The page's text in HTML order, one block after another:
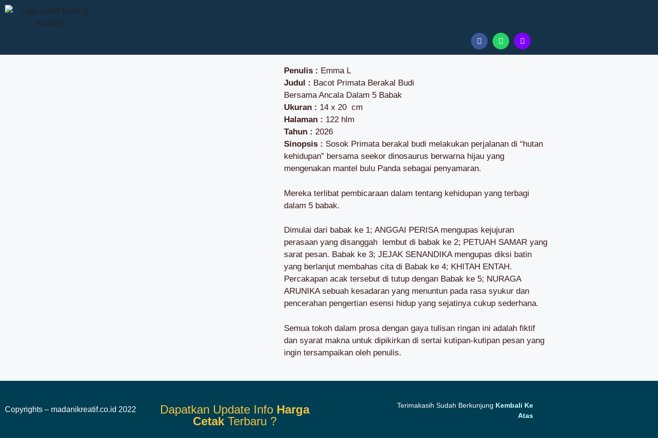
Penulis : Emma L
Judul : Bacot Primata Berakal Budi
Bersama Ancala Dalam 5 Babak
Ukuran : 14 x 20 cm
Halaman : 122 hlm
Tahun : 2026
Sinopsis : Sosok Primata berakal budi melakukan perjalanan di “hutan
kehidupan” bersama seekor dinosaurus berwarna hijau yang
mengenakan mantel bulu Panda sebagai penyamaran.
Mereka terlibat pembicaraan dalam tentang kehidupan yang terbagi
dalam 5 babak.
Dimulai dari babak ke 1; ANGGAI PERISA mengupas kejujuran
perasaan yang disanggah lembut di babak ke 2; PETUAH SAMAR yang
sarat pesan. Babak ke 3; JEJAK SENANDIKA mengupas diksi batin
yang berlanjut membahas cita di Babak ke 4; KHITAH ENTAH.
Percakapan acak tersebut di tutup dengan Babak ke 5; NURAGA
ARUNIKA sebuah kesadaran yang menuntun pada rasa syukur dan
pencerahan pengertian esensi hidup yang sejatinya cukup sederhana.
Semua tokoh dalam prosa dengan gaya tulisan ringan ini adalah fiktif
dan syarat makna untuk dipikirkan di sertai kutipan-kutipan pesan yang
ingin tersampaikan oleh penulis.
Copyrights – madanikreatif.co.id 2022 Dapatkan Update Info Harga
Cetak Terbaru ?
Terimakasih Sudah Berkunjung Kembali Ke
Atas